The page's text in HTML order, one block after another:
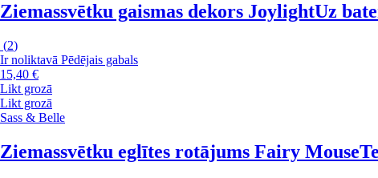
Ziemassvētku gaismas dekors JoylightUz
(2)
Ir noliktavā Pēdējais gabals
15,40 €
Likt grozā
Likt grozā
Sass & Belle
Ziemassvētku eglītes rotājums Fairy Mouse